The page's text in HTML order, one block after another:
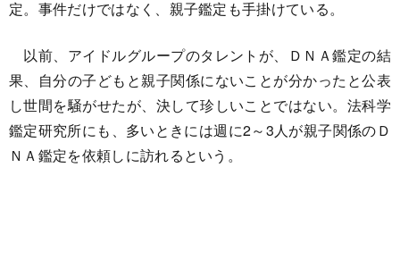
定。事件だけではなく、親子鑑定も手掛けている。
以前、アイドルグループのタレントが、ＤＮＡ鑑定の結
果、自分の子どもと親子関係にないことが分かったと公表
し世間を騒がせたが、決して珍しいことではない。法科学
鑑定研究所にも、多いときには週に2～3人が親子関係のＤ
ＮＡ鑑定を依頼しに訪れるという。